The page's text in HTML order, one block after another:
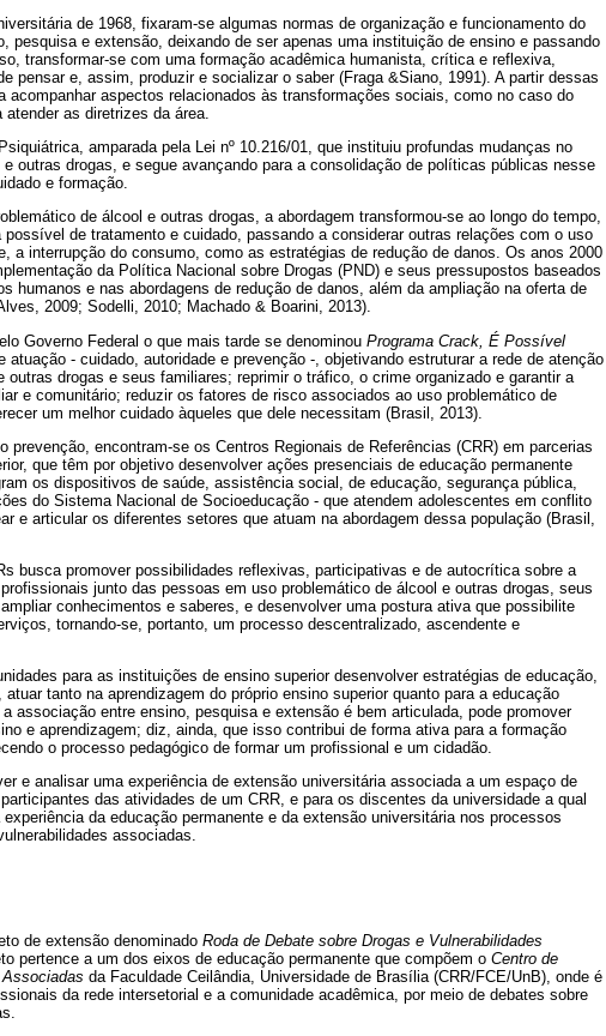
de 1968, fixaram-se algumas normas de organização e funcionamento do
pesquisa e extensão, deixando de ser apenas uma instituição de ensino e passando
transformar-se com uma formação acadêmica humanista, crítica e reflexiva,
pensar e, assim, produzir e socializar o saber (Fraga &Siano, 1991). A partir dessas
acompanhar aspectos relacionados às transformações sociais, como no caso do
as diretrizes da área.
amparada pela Lei nº 10.216/01, que instituiu profundas mudanças no
outras drogas, e segue avançando para a consolidação de políticas públicas nesse
e formação.
de álcool e outras drogas, a abordagem transformou-se ao longo do tempo,
de tratamento e cuidado, passando a considerar outras relações com o uso
a interrupção do consumo, como as estratégias de redução de danos. Os anos 2000
da Política Nacional sobre Drogas (PND) e seus pressupostos baseados
humanos e nas abordagens de redução de danos, além da ampliação na oferta de
2009; Sodelli, 2010; Machado & Boarini, 2013).
Governo Federal o que mais tarde se denominou Programa Crack, É Possível
- cuidado, autoridade e prevenção -, objetivando estruturar a rede de atenção
drogas e seus familiares; reprimir o tráfico, o crime organizado e garantir a
e comunitário; reduzir os fatores de risco associados ao uso problemático de
um melhor cuidado àqueles que dele necessitam (Brasil, 2013).
prevenção, encontram-se os Centros Regionais de Referências (CRR) em parcerias
que têm por objetivo desenvolver ações presenciais de educação permanente
os dispositivos de saúde, assistência social, de educação, segurança pública,
do Sistema Nacional de Socioeducação - que atendem adolescentes em conflito
e articular os diferentes setores que atuam na abordagem dessa população (Brasil,
busca promover possibilidades reflexivas, participativas e de autocrítica sobre a
junto das pessoas em uso problemático de álcool e outras drogas, seus
conhecimentos e saberes, e desenvolver uma postura ativa que possibilite
tornando-se, portanto, um processo descentralizado, ascendente e
para as instituições de ensino superior desenvolver estratégias de educação,
tanto na aprendizagem do próprio ensino superior quanto para a educação
associação entre ensino, pesquisa e extensão é bem articulada, pode promover
e aprendizagem; diz, ainda, que isso contribui de forma ativa para a formação
o processo pedagógico de formar um profissional e um cidadão.
e analisar uma experiência de extensão universitária associada a um espaço de
das atividades de um CRR, e para os discentes da universidade a qual
da educação permanente e da extensão universitária nos processos
associadas.
de extensão denominado Roda de Debate sobre Drogas e Vulnerabilidades
pertence a um dos eixos de educação permanente que compõem o Centro de
da Faculdade Ceilândia, Universidade de Brasília (CRR/FCE/UnB), onde é
da rede intersetorial e a comunidade acadêmica, por meio de debates sobre